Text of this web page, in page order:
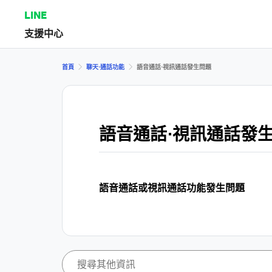
LINE
支援中心
首頁 聊天⋅通話功能 語音通話⋅視訊通話發生問題
語音通話⋅視訊通話發
語音通話或視訊通話功能發生問題